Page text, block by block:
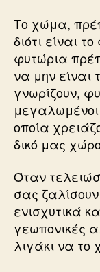
Το χώμα,
διότι είναι
φυτώρια
να μην είναι
γνωρίζουν,
οποία
δικό μας
Όταν
σας
ενισχυτικά
γεωπονικές
λιγάκι να το